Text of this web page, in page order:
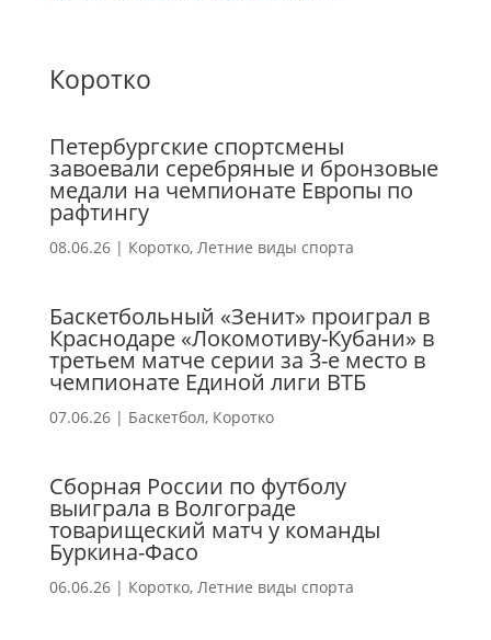
Коротко
Петербургские спортсмены
завоевали серебряные и бронзовые
медали на чемпионате Европы по
рафтингу
08.06.26| Коротко, Летние виды спорта
Баскетбольный «Зенит» проиграл в
Краснодаре «Локомотиву-Кубани» в
третьем матче серии за 3-е место в
чемпионате Единой лиги ВТБ
07.06.26| Баскетбол, Коротко
Сборная России по футболу
выиграла в Волгограде
товарищеский матч у команды
Буркина-Фасо
06.06.26| Коротко, Летние виды спорта